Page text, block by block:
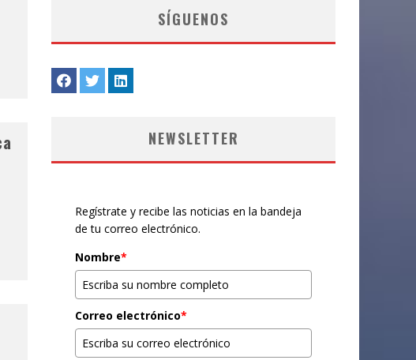
SÍGUENOS
NEWSLETTER
Regístrate y recibe las noticias en la bandeja
de tu correo electrónico.
Nombre*
Correo electrónico*